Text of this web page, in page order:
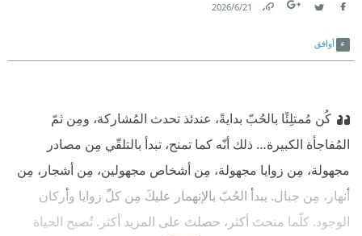
21‏/6‏/2026
أوافق
كُن مُمتلِئًا بالحُبّ بدايةً، عندئذ تحدث المُشاركة، ومِن ثمّ
المُفاجأة الكبيرة… ذلك أنّه كما تمنح، تبدأ بالتلقّي مِن مصادر
مجهولة، مِن زوايا مجهولة، مِن أشخاص مجهولين، مِن أشجار، مِن
أنهار، مِن جبال. يبدأ الحُبّ بالإنهمار عليكَ مِن كلّ زوايا وأركان
الوجود. كلّما منحتَ أكثر، حصلتَ على المزيد أكثر. تُصبح الحياة